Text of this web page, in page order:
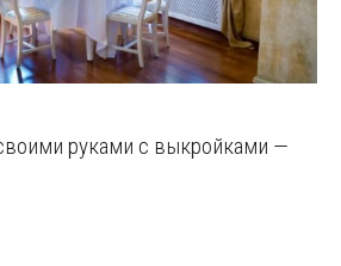
руками с выкройками —